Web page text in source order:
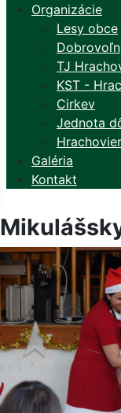
Organizácie
Lesy obce
TJ
KST -
Cirkev
Jednota
Galéria
Kontakt